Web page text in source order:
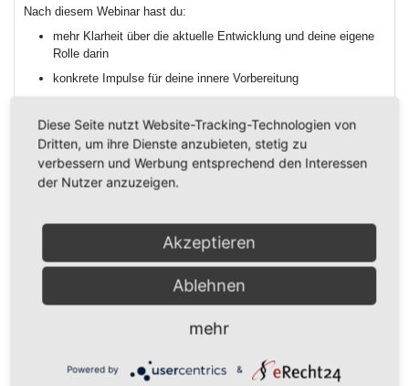
Nach diesem Webinar hast du:
mehr Klarheit über die aktuelle Entwicklung und deine eigene
Rolle darin
konkrete Impulse für deine innere Vorbereitung
ein Fundament für mentale Stärke und inneren Halt
praktische Ideen, die du sofort umsetzen kannst
Für wen dieses Webinar gemacht
ist
Dieses Webinar ist für dich, wenn du:
spürst, dass wir in eine Zeit großer Veränderungen eintreten
nicht in Angst leben, sondern bewusst handeln willst
Verantwortung für dein Leben übernehmen möchtest
dich praktisch, mental und innerlich auf den Wandel
Diese Seite nutzt Website-Tracking-Technologien von
Dritten, um ihre Dienste anzubieten, stetig zu
verbessern und Werbung entsprechend den Interessen
der Nutzer anzuzeigen.
Akzeptieren
Ablehnen
mehr
Powered by &